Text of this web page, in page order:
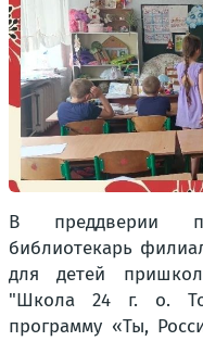
В преддверии
библиотекарь
для детей
"Школа 24 г. о.
программу «Ты,